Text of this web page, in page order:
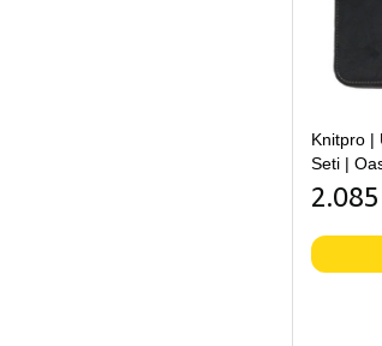
Knitpro |
Seti |
2.085